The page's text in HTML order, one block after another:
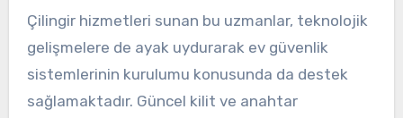
Çilingir hizmetleri sunan bu uzmanlar, teknolojik
gelişmelere de ayak uydurarak ev güvenlik
sistemlerinin kurulumu konusunda da destek
sağlamaktadır. Güncel kilit ve anahtar